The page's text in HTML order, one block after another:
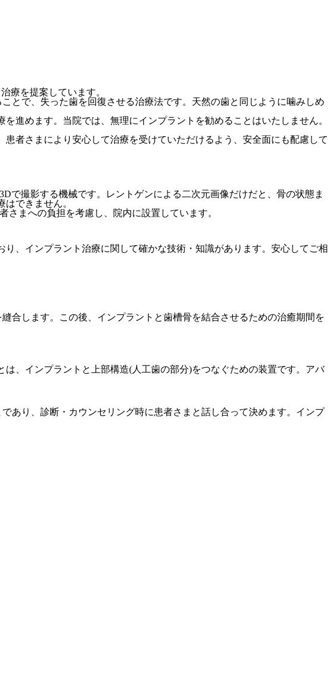
療を提案しています。
とで、失った歯を回復させる治療法です。天然の歯と同じように噛みしめ
進めます。当院では、無理にインプラントを勧めることはいたしません。
者さまにより安心して治療を受けていただけるよう、安全面にも配慮して
で撮影する機械です。レントゲンによる二次元画像だけだと、骨の状態ま
できません。
まへの負担を考慮し、院内に設置しています。
、インプラント治療に関して確かな技術・知識があります。安心してご相
合します。この後、インプラントと歯槽骨を結合させるための治癒期間を
、インプラントと上部構造(人工歯の部分)をつなぐための装置です。アバ
あり、診断・カウンセリング時に患者さまと話し合って決めます。インプ